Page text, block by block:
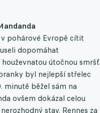
pohárové Evropě cítit
dopomáhat
útočnou smršť
byl nejlepší střelec
minutě běžel sám na
ovšem dokázal celou
stav. Rennes za